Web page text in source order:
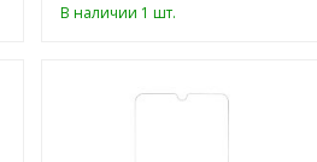
В наличии 1 шт.